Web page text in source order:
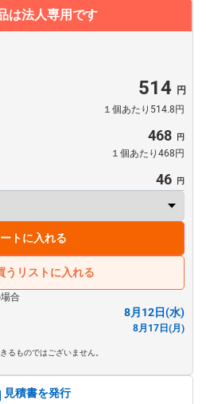
は法人専用です
514
１個あたり514.8円
468
１個あたり468円
46
トに入れる
うリストに入れる
合
8月12日(水)
8月17日(月)
るものではございません。
見積書を発行